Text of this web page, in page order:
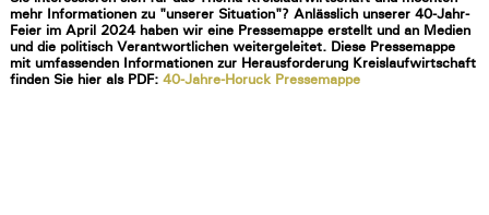
mehr Informationen zu "unserer Situation"? Anlässlich unserer 40-Jahr-
Feier im April 2024 haben wir eine Pressemappe erstellt und an Medien
und die politisch Verantwortlichen weitergeleitet. Diese Pressemappe
mit umfassenden Informationen zur Herausforderung Kreislaufwirtschaft
finden Sie hier als PDF: 40-Jahre-Horuck Pressemappe